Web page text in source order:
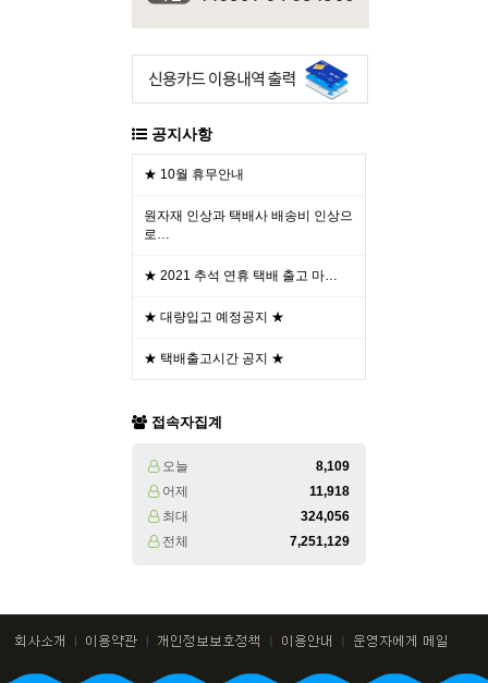
공지사항
★ 10월 휴무안내
원자재 인상과 택배사 배송비 인상으
로…
★ 2021 추석 연휴 택배 출고 마…
★ 대량입고 예정공지 ★
★ 택배출고시간 공지 ★
접속자집계
오늘
8,109
어제
11,918
최대
324,056
전체
7,251,129